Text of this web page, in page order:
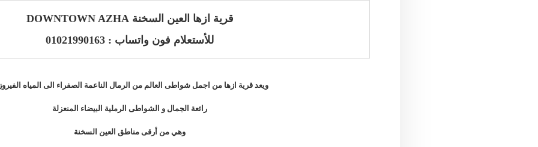
قرية ازها العين السخنة DOWNTOWN AZHA
للأستعلام فون واتساب : 01021990163
ويعد قرية ازها من اجمل شواطى العالم من الرمال الناعمة الصفراء الى المياه
رائعة الجمال و الشواطى الرملية البيضاء المنعزلة
وهي من أرقى مناطق العين السخنة